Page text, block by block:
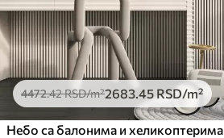
4472.42RSD/m²2683.45 RSD/m²
Небо са балонима и хеликоптерима